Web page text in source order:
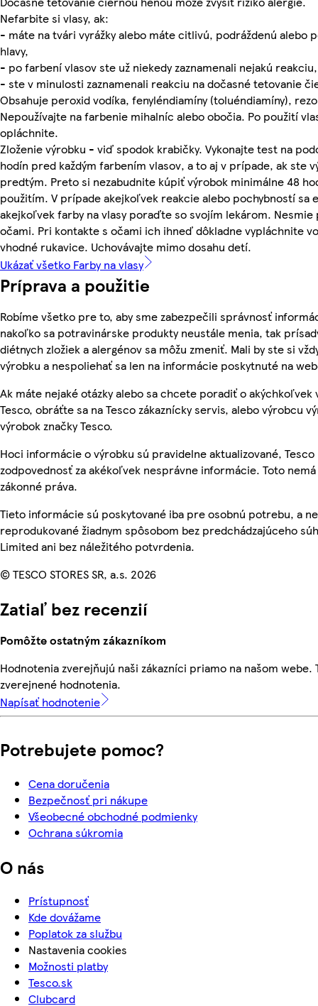
Nefarbite si vlasy, ak:
- máte na tvári vyrážky alebo máte citlivú, podráždenú alebo
hlavy,
- po farbení vlasov ste už niekedy zaznamenali nejakú reakciu,
- ste v minulosti zaznamenali reakciu na dočasné tetovanie
Obsahuje peroxid vodíka, fenyléndiamíny (toluéndiamíny),
Nepoužívajte na farbenie mihalníc alebo obočia. Po použití
opláchnite.
Zloženie výrobku - viď spodok krabičky. Vykonajte test na
hodín pred každým farbením vlasov, a to aj v prípade, ak ste
predtým. Preto si nezabudnite kúpiť výrobok minimálne 48
použitím. V prípade akejkoľvek reakcie alebo pochybností sa
akejkoľvek farby na vlasy poraďte so svojím lekárom.
očami. Pri kontakte s očami ich ihneď dôkladne vypláchnite
vhodné rukavice. Uchovávajte mimo dosahu detí.
Ukázať všetko Farby na vlasy
Príprava a použitie
Robíme všetko pre to, aby sme zabezpečili správnosť
nakoľko sa potravinárske produkty neustále menia, tak
diétnych zložiek a alergénov sa môžu zmeniť. Mali by ste si
výrobku a nespoliehať sa len na informácie poskytnuté na
Ak máte nejaké otázky alebo sa chcete poradiť o akýchkoľvek
Tesco, obráťte sa na Tesco zákaznícky servis, alebo výrobcu
výrobok značky Tesco.
Hoci informácie o výrobku sú pravidelne aktualizované, Tesco
zodpovednosť za akékoľvek nesprávne informácie. Toto nemá
zákonné práva.
Tieto informácie sú poskytované iba pre osobnú potrebu, a
reprodukované žiadnym spôsobom bez predchádzajúceho
Limited ani bez náležitého potvrdenia.
© TESCO STORES SR, a.s. 2026
Zatiaľ bez recenzií
Pomôžte ostatným zákazníkom
Hodnotenia zverejňujú naši zákazníci priamo na našom webe.
zverejnené hodnotenia.
Napísať hodnotenie
Potrebujete pomoc?
Cena doručenia
Bezpečnosť pri nákupe
Všeobecné obchodné podmienky
Ochrana súkromia
O nás
Prístupnosť
Kde dovážame
Poplatok za službu
Nastavenia cookies
Možnosti platby
Tesco.sk
Clubcard